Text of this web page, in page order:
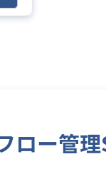
ー管理